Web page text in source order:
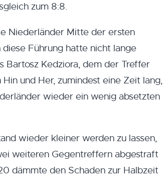
zum 8:8.
Niederländer Mitte der ersten
Führung hatte nicht lange
Bartosz Kedziora, dem der Treffer
und Her, zumindest eine Zeit lang,
wieder ein wenig absetzten
wieder kleiner werden zu lassen,
weiteren Gegentreffern abgestraft
dämmte den Schaden zur Halbzeit